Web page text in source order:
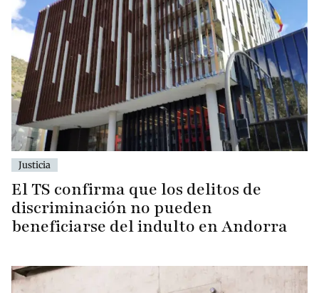
Justicia
El TS confirma que los delitos de
discriminación no pueden
beneficiarse del indulto en Andorra